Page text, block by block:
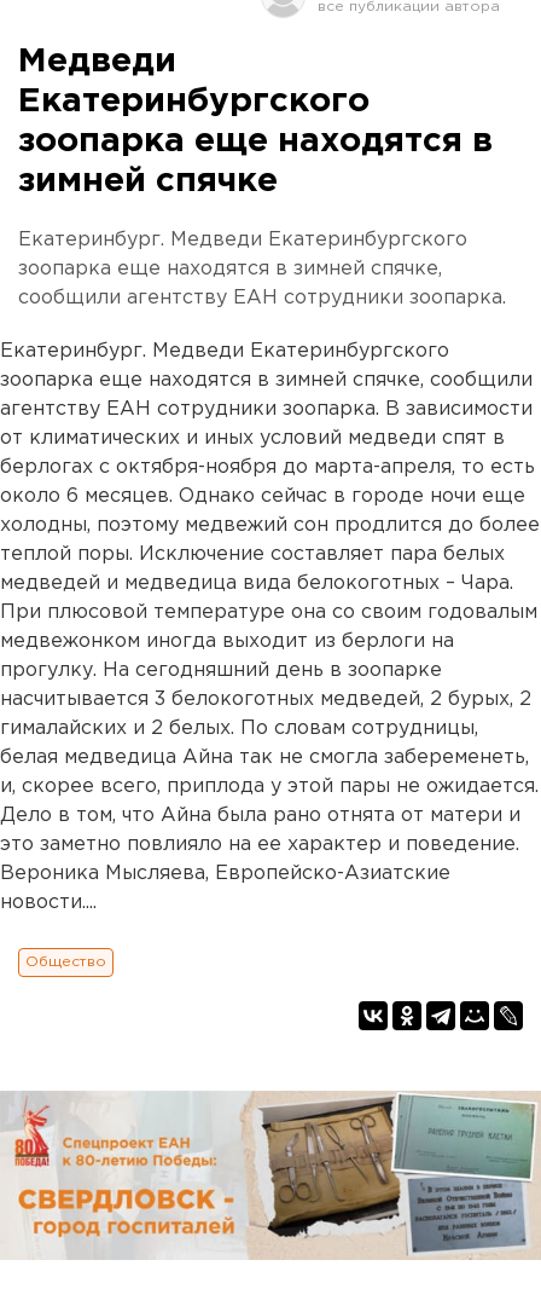
Медведи
Екатеринбургского
зоопарка еще находятся в
зимней спячке
Екатеринбург. Медведи Екатеринбургского
зоопарка еще находятся в зимней спячке,
сообщили агентству ЕАН сотрудники зоопарка.
Екатеринбург. Медведи Екатеринбургского
зоопарка еще находятся в зимней спячке, сообщили
агентству ЕАН сотрудники зоопарка. В зависимости
от климатических и иных условий медведи спят в
берлогах с октября-ноября до марта-апреля, то есть
около 6 месяцев. Однако сейчас в городе ночи еще
холодны, поэтому медвежий сон продлится до более
теплой поры. Исключение составляет пара белых
медведей и медведица вида белокоготных – Чара.
При плюсовой температуре она со своим годовалым
медвежонком иногда выходит из берлоги на
прогулку. На сегодняшний день в зоопарке
насчитывается 3 белокоготных медведей, 2 бурых, 2
гималайских и 2 белых. По словам сотрудницы,
белая медведица Айна так не смогла забеременеть,
и, скорее всего, приплода у этой пары не ожидается.
Дело в том, что Айна была рано отнята от матери и
это заметно повлияло на ее характер и поведение.
Вероника Мысляева, Европейско-Азиатские
новости....
Общество